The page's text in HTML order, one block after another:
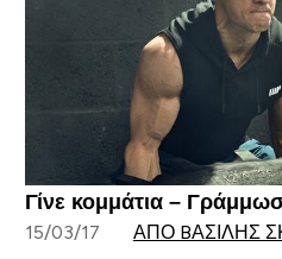
Γίνε κομμάτια –
15/03/17 ΑΠΌ BΑΣΊΛΗΣ